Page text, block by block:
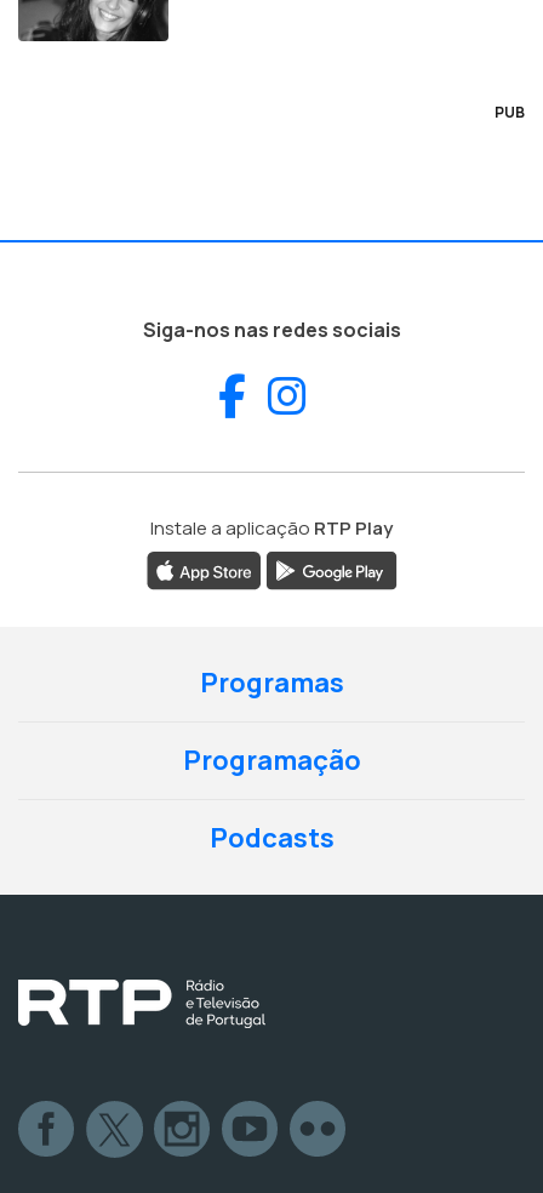
PUB
Siga-nos nas redes sociais
Facebook
Instale a aplicação RTP Play
Programas
Programação
Podcasts